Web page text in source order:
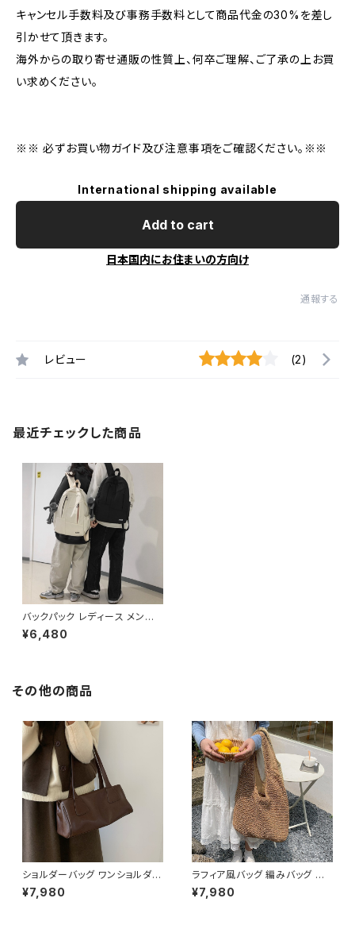
キャンセル手数料及び事務手数料として商品代金の30%を差し
引かせて頂きます。
海外からの取り寄せ通販の性質上、何卒ご理解、ご了承の上お買
い求めください。
※※ 必ずお買い物ガイド及び注意事項をご確認ください。※※
International shipping available
Add to cart
日本国内にお住まいの方向け
通報する
レビュー (2)
最近チェックした商品
バックパック レディース メンズ
リュック 春夏 秋冬 春 夏 秋 冬
黒 バッグ リュックサック ロゴ シ
生 ユニセックス 男の子 女の子
A4 B4 アイボリー グレー ブラ
デイリー お出かけ K-B0069
¥6,480
その他の商品
ショルダーバッグ ワンショルダー
フェイクレザー バッグ レディー
ス 韓国 シンプル 大人可愛い ブ
¥7,980
ラフィア風バッグ 編みバッグ か
ごバッグ レディース 肩掛け 大
容量 ナチュラル素材 韓国ファッ
¥7,980